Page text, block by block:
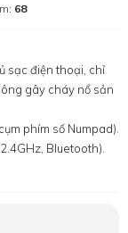
68
sạc điện thoại, chỉ
gây cháy nổ sản
phím số Numpad).
Bluetooth).